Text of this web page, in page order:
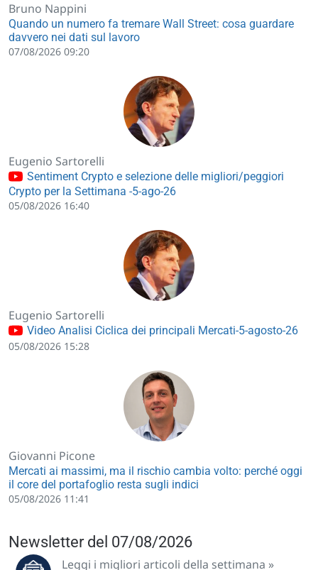
Bruno Nappini
Quando un numero fa tremare Wall Street: cosa guardare
davvero nei dati sul lavoro
07/08/2026 09:20
Eugenio Sartorelli
Sentiment Crypto e selezione delle migliori/peggiori
Crypto per la Settimana -5-ago-26
05/08/2026 16:40
Eugenio Sartorelli
Video Analisi Ciclica dei principali Mercati-5-agosto-26
05/08/2026 15:28
Giovanni Picone
Mercati ai massimi, ma il rischio cambia volto: perché oggi
il core del portafoglio resta sugli indici
05/08/2026 11:41
Newsletter del 07/08/2026
Leggi i migliori articoli della settimana »